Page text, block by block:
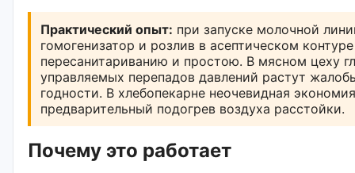
Практический опыт: при запуске молочной
гомогенизатор и розлив в асептическом
пересанитариванию и простою. В мясном цеху
управляемых перепадов давлений растут
годности. В хлебопекарне неочевидная
предварительный подогрев воздуха расстойки.
Почему это работает